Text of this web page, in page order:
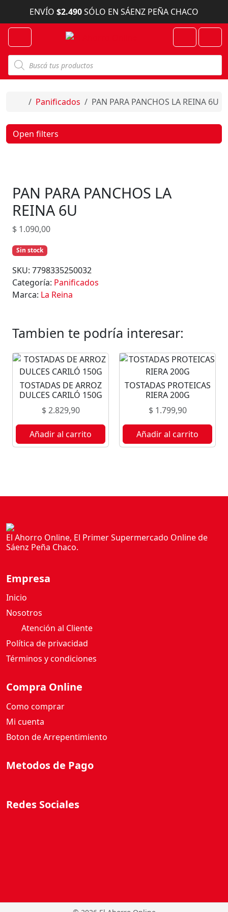
Skip to content
ENVÍO $2.490SÓLO EN SÁENZ PEÑA CHACO
B
s
q
d
Account
Cart
Home
Panificados PAN PARA PANCHOS LA REINA 6U
PAN PARA PANCHOS LA
REINA 6U
$ 1.090,00
Sin stock
SKU: 7798335250032
Categoría: Panificados
Marca: La Reina
Tambien te podría interesar:
TOSTADAS DE ARROZ
DULCES CARILÓ 150G
$2.829,90
Añadir al carrito
TOSTADAS PROTEICAS
RIERA 200G
$1.799,90
Añadir al carrito
Open filters
El Ahorro Online, El Primer Supermercado Online de
Sáenz Peña Chaco.
Empresa
Inicio
Nosotros
Atención al Cliente
Política de privacidad
Términos y condiciones
Compra Online
Como comprar
Mi cuenta
Boton de Arrepentimiento
Metodos de Pago
Redes Sociales